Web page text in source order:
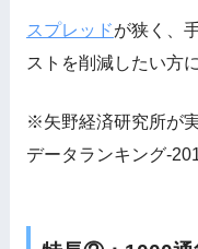
スプレッドが狭く、
ストを削減したい方
※矢野経済研究所が
データランキング-